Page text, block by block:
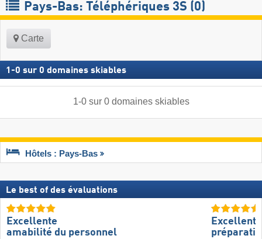
Pays-Bas: Téléphériques 3S (0)
Carte
1 -0 sur 0 domaines skiables
1-0sur 0 domaines skiables
Hôtels : Pays-Bas
Le best of des évaluations
Excellente
amabilité du personnel
Excellente